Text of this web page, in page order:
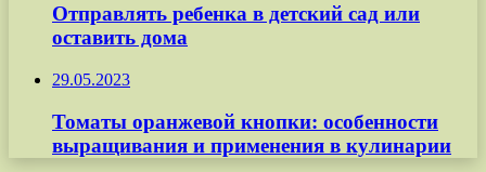
Отправлять ребенка в детский сад или
оставить дома
29.05.2023
Томаты оранжевой кнопки: особенности
выращивания и применения в кулинарии